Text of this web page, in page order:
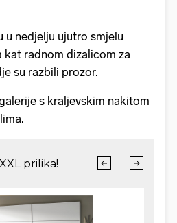
u nedjelju ujutro smjelu
kat radnom dizalicom za
su razbili prozor.
s kraljevskim nakitom